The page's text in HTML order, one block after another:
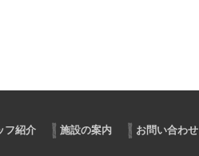
フ紹介 施設の案内 お問い合わせ